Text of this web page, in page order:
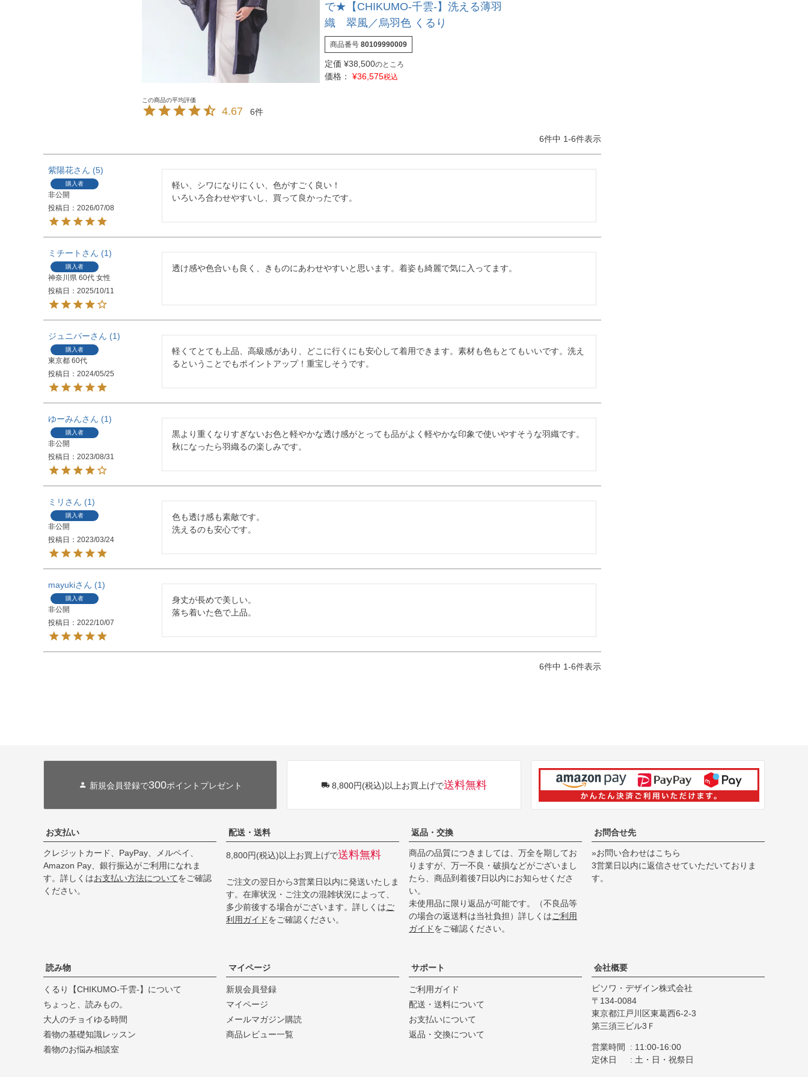
で★【CHIKUMO-千雲-】洗える薄羽
織 翠風／烏羽色 くるり
商品番号 80109990009
定価 ¥38,500のところ
価格： ¥36,575税込
4.67 6
6件中 1-6件表示
紫陽花 5
購入者
非公開
投稿日
2026/07/08
軽い、シワになりにくい、色がすごく良い！
いろいろ合わせやすいし、買って良かったです。
ミチート 1
購入者
神奈川県 60代 女性
投稿日
2025/10/11
透け感や色合いも良く、きものにあわせやすいと思います。着姿も綺麗で気に入ってます。
ジュニパー 1
購入者
東京都 60代
投稿日
2024/05/25
軽くてとても上品、高級感があり、どこに行くにも安心して着用できます。素材も色もとてもいいです。洗え
るということでもポイントアップ！重宝しそうです。
ゆーみん 1
購入者
非公開
投稿日
2023/08/31
黒より重くなりすぎないお色と軽やかな透け感がとっても品がよく軽やかな印象で使いやすそうな羽織です。
秋になったら羽織るの楽しみです。
ミリ 1
購入者
非公開
投稿日
2023/03/24
色も透け感も素敵です。
洗えるのも安心です。
mayuki 1
購入者
非公開
投稿日
2022/10/07
身丈が長めで美しい。
落ち着いた色で上品。
6件中 1-6件表示
新規会員登録で300ポイントプレゼント 8,800円(税込)以上お買上げで送料無料
お支払い
クレジットカード、PayPay、メルペイ、
Amazon Pay、銀行振込がご利用になれま
す。詳しくはお支払い方法についてをご確認
ください。
配送・送料
8,800円(税込)以上お買上げで送料無料
ご注文の翌日から3営業日以内に発送いたしま
す。在庫状況・ご注文の混雑状況によって、
多少前後する場合がございます。詳しくはご
利用ガイドをご確認ください。
返品・交換
商品の品質につきましては、万全を期してお
りますが、万一不良・破損などがございまし
たら、商品到着後7日以内にお知らせくださ
い。
未使用品に限り返品が可能です。（不良品等
の場合の返送料は当社負担）詳しくはご利用
ガイドをご確認ください。
お問合せ先
»お問い合わせはこちら
3営業日以内に返信させていただいておりま
す。
読み物
くるり【CHIKUMO-千雲-】について
ちょっと、読みもの。
大人のチョイゆる時間
着物の基礎知識レッスン
着物のお悩み相談室
マイページ
新規会員登録
マイページ
メールマガジン購読
商品レビュー一覧
サポート
ご利用ガイド
配送・送料について
お支払いについて
返品・交換について
会社概要
ビソワ・デザイン株式会社
134-0084
東京都江戸川区東葛西6-2-3
第三須三ビル3Ｆ
営業時間
11:00-16:00
定休日
土・日・祝祭日